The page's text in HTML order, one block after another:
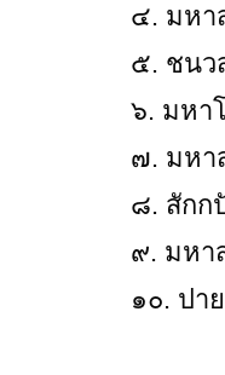
๔. มหา
๕. ชนว
๖. มหา
๗. มหา
๘. สักก
๙. มหา
๑๐. ปา